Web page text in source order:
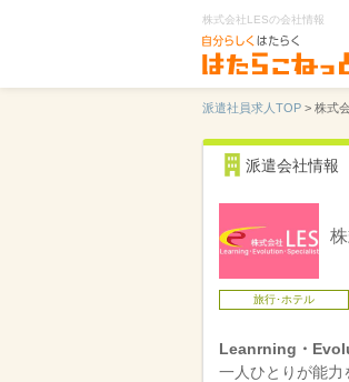
株式会社LESの会社情報
派遣社員求人TOP > 株式
派遣会社情報
旅行･ホテル
Leanrning・
一人ひとりが能力